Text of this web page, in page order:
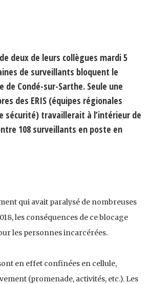
deux de leurs collègues mardi 5
de surveillants bloquent le
Condé-sur-Sarthe. Seule une
des ERIS (équipes régionales
sécurité) travaillerait à l’intérieur de
108 surveillants en poste en
qui avait paralysé de nombreuses
les conséquences de ce blocage
les personnes incarcérées.
en effet confinées en cellule,
(promenade, activités, etc.). Les